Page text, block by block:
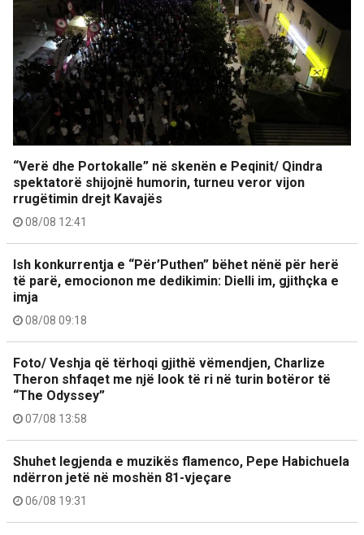
“Verë dhe Portokalle” në skenën e Peqinit/ Qindra
spektatorë shijojnë humorin, turneu veror vijon
rrugëtimin drejt Kavajës
08/08 12:41
Ish konkurrentja e “Për’Puthen” bëhet nënë për herë
të parë, emocionon me dedikimin: Dielli im, gjithçka e
imja
08/08 09:18
Foto/ Veshja që tërhoqi gjithë vëmendjen, Charlize
Theron shfaqet me një look të ri në turin botëror të
“The Odyssey”
07/08 13:58
Shuhet legjenda e muzikës flamenco, Pepe Habichuela
ndërron jetë në moshën 81-vjeçare
06/08 19:31